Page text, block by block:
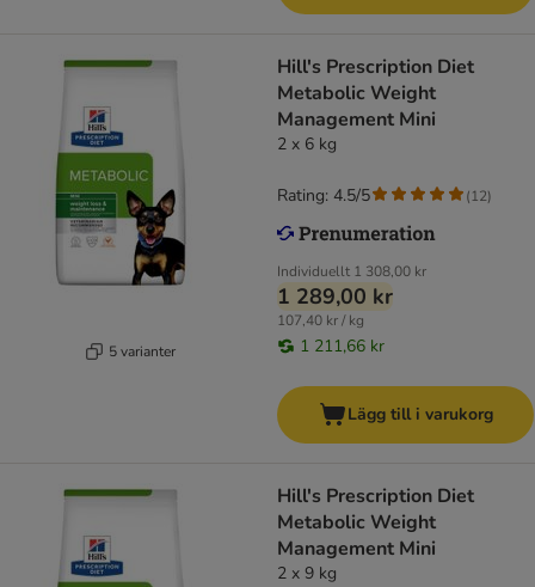
5 varianter
Hill's Prescription Diet
Metabolic Weight
Management Mini
2 x 6 kg
Individuellt 1 308,00 kr
1 289,00 kr
107,40 kr / kg
1 211,66 kr
Rating: 4.5/5 (12)
Lägg till i varukorg
Hill's Prescription Diet
Metabolic Weight
Management Mini
2 x 9 kg